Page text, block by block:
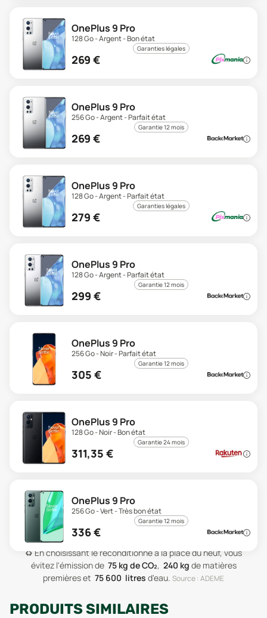
OnePlus 9 Pro
128 Go - Argent - Bon état
Garanties légales
269 €
OnePlus 9 Pro
256 Go - Argent - Parfait état
Garantie 12 mois
269 €
OnePlus 9 Pro
128 Go - Argent - Parfait état
Garanties légales
279 €
OnePlus 9 Pro
128 Go - Argent - Parfait état
Garantie 12 mois
299 €
OnePlus 9 Pro
256 Go - Noir - Parfait état
Garantie 12 mois
305 €
OnePlus 9 Pro
128 Go - Noir - Bon état
Garantie 24 mois
311,35 €
OnePlus 9 Pro
256 Go - Vert - Très bon état
Garantie 12 mois
336€
♻️ En choisissant le reconditionné à la place du neuf, vous
évitez l'émission de 75 kg de CO₂, 240 kg de matières
premièreset 75 600 litres d'eau. Source : ADEME
PRODUITS SIMILAIRES